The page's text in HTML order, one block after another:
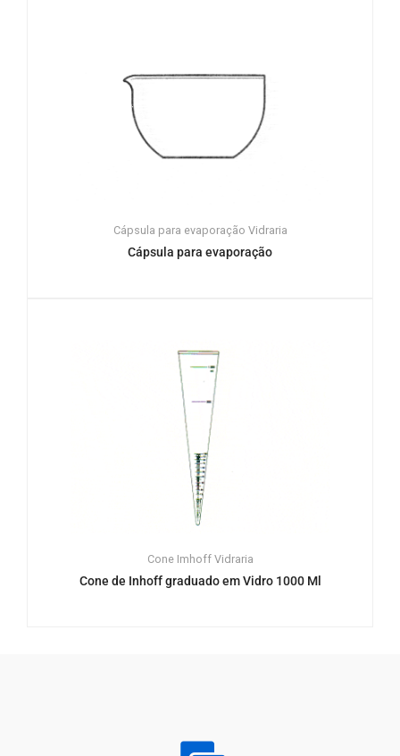
Cápsula para evaporação Vidraria
Cápsula para evaporação
Cone Imhoff Vidraria
Cone de Inhoff graduado em Vidro 1000 Ml